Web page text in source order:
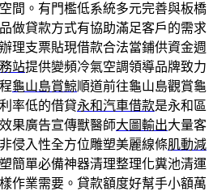
間。有門檻低系統多元完善與板橋
做貸款方式有協助滿足客戶的需求
理支票貼現借款合法當鋪供資金週
站提供變頻冷氣空調領導品牌致力
龜山島賞鯨順道前往龜山島觀賞龜
率低的借貸永和汽車借款是永和區
果廣告宣傳獸醫師大圖輸出大量客
侵入性全方位雕塑美麗線條肌動減
簡單必備神器清理整理化糞池清運
作業需要。貸款額度好幫手小額萬